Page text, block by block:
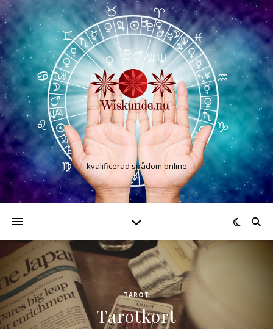
kvalificerad spådom online
TAROT
Tarotkort